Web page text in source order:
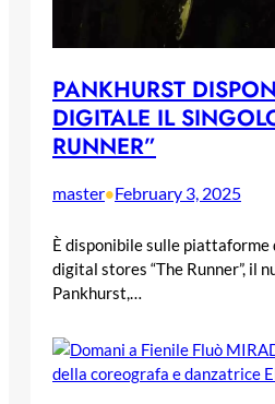
PANKHURST
DIGITALE IL
RUNNER”
master•February 3, 2025
È disponibile sulle
digital stores “The Runner”, il
Pankhurst,…